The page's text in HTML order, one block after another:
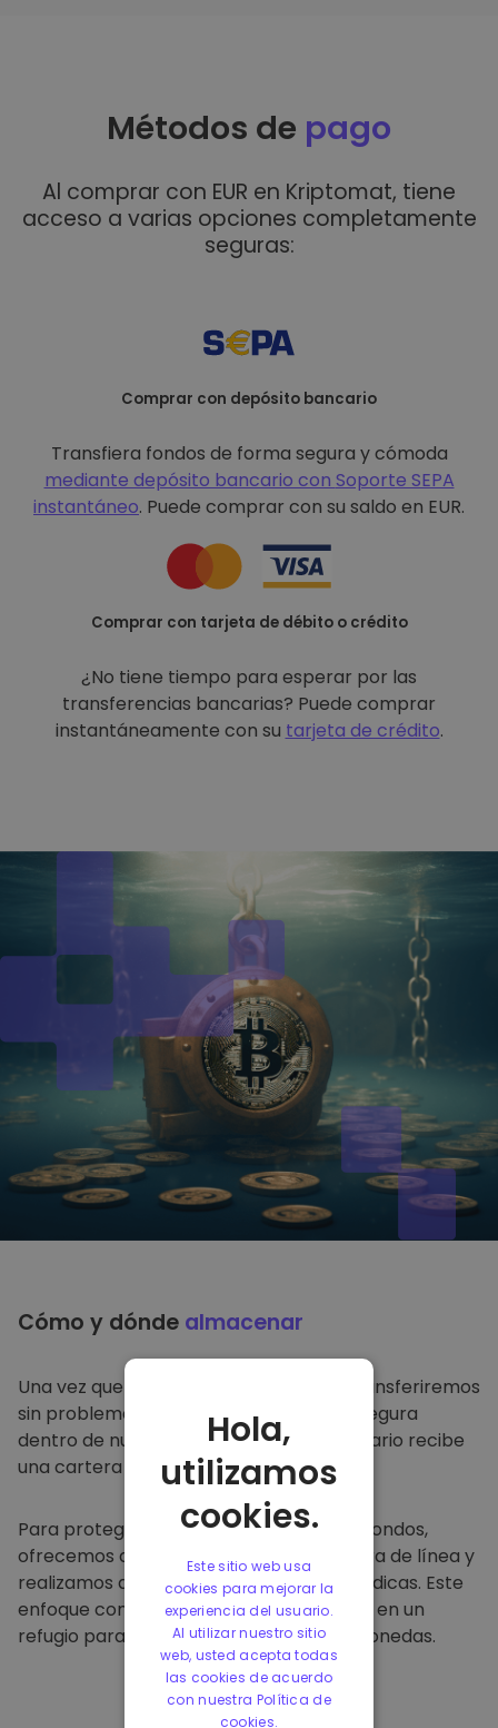
Métodos de pago
Al comprar con EUR en Kriptomat, tiene
acceso a varias opciones completamente
seguras:
Comprar con depósito bancario
Transfiera fondos de forma segura y cómoda
mediante depósito bancario con Soporte SEPA
instantáneo. Puede comprar con su saldo en EUR.
Comprar con tarjeta de débito o crédito
¿No tiene tiempo para esperar por las
transferencias bancarias? Puede comprar
instantáneamente con su tarjeta de crédito.
Cómo y dónde almacenar
Una vez que compre en
, lo transferiremos
sin problemas a su cartera dedicada y segura
dentro de nuestra plataforma. Cada usuario recibe
una cartera individual.
Para proteger a nuestros clientes y sus fondos,
ofrecemos almacenamiento seguro fuera de línea y
realizamos auditorías de seguridad periódicas. Este
enfoque convierte a nuestra plataforma en un
refugio para almacenar y otras criptomonedas.
Hola,
utilizamos
cookies.
Este sitio web usa
cookies para mejorar la
experiencia del usuario.
Al utilizar nuestro sitio
web, usted acepta todas
las cookies de acuerdo
con nuestra Política de
cookies.